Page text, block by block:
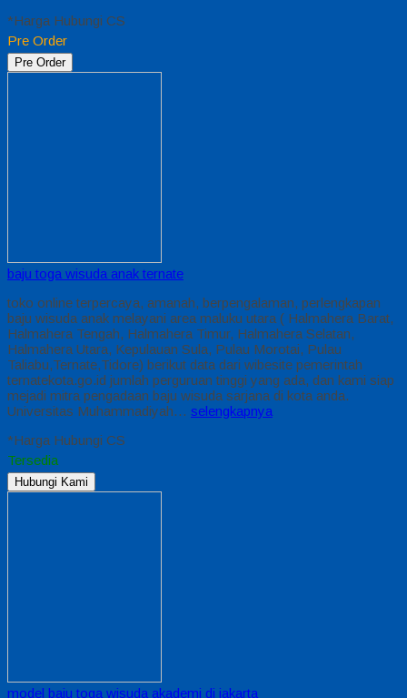
*Harga Hubungi CS
Pre Order
Pre Order
baju toga wisuda anak ternate
toko online terpercaya, amanah, berpengalaman, perlengkapan
baju wisuda anak melayani area maluku utara ( Halmahera Barat,
Halmahera Tengah, Halmahera Timur, Halmahera Selatan,
Halmahera Utara, Kepulauan Sula, Pulau Morotai, Pulau
Taliabu,Ternate,Tidore) berikut data dari wibesite pemerintah
ternatekota.go.id jumlah perguruan tinggi yang ada, dan kami siap
mejadi mitra pengadaan baju wisuda sarjana di kota anda.
Universitas Muhammadiyah… selengkapnya
*Harga Hubungi CS
Tersedia
Hubungi Kami
model baju toga wisuda akademi di jakarta